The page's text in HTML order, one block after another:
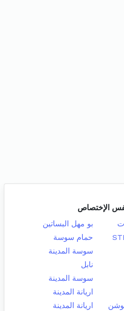
الإختصاص
بو مهل البساتين
حمام سوسة
سوسة المدينة
نابل
سوسة المدينة
اريانة المدينة
اريانة المدينة